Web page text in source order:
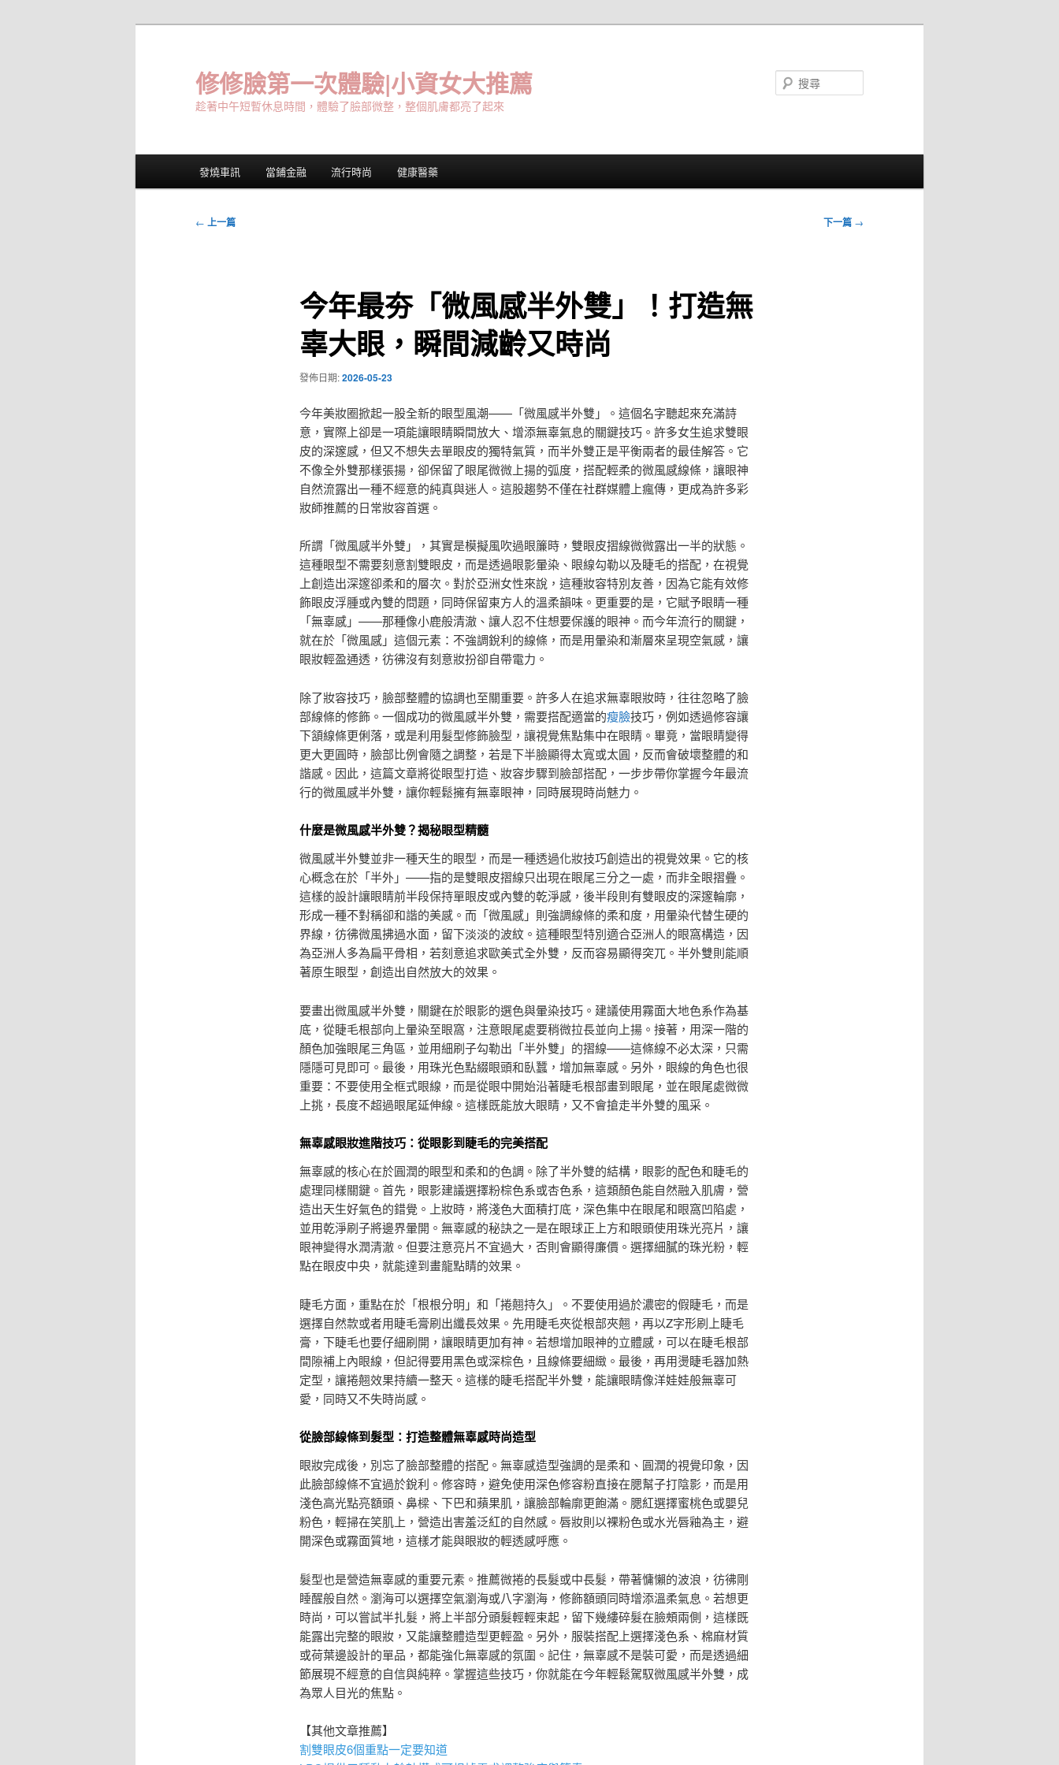
修修臉第一次體驗|小資女大推薦
趁著中午短暫休息時間，體驗了臉部微整，整個肌膚都亮了起來
發燒車訊 當鋪金融 流行時尚 健康醫藥
文
← 上一篇 下一篇 →
今年最夯「微風感半外雙」！打造無
辜大眼，瞬間減齡又時尚
發佈日期:2026-05-23
今年美妝圈掀起一股全新的眼型風潮——「微風感半外雙」。這個名字聽起來充滿詩
意，實際上卻是一項能讓眼睛瞬間放大、增添無辜氣息的關鍵技巧。許多女生追求雙眼
皮的深邃感，但又不想失去單眼皮的獨特氣質，而半外雙正是平衡兩者的最佳解答。它
不像全外雙那樣張揚，卻保留了眼尾微微上揚的弧度，搭配輕柔的微風感線條，讓眼神
自然流露出一種不經意的純真與迷人。這股趨勢不僅在社群媒體上瘋傳，更成為許多彩
妝師推薦的日常妝容首選。
所謂「微風感半外雙」，其實是模擬風吹過眼簾時，雙眼皮摺線微微露出一半的狀態。
這種眼型不需要刻意割雙眼皮，而是透過眼影暈染、眼線勾勒以及睫毛的搭配，在視覺
上創造出深邃卻柔和的層次。對於亞洲女性來說，這種妝容特別友善，因為它能有效修
飾眼皮浮腫或內雙的問題，同時保留東方人的溫柔韻味。更重要的是，它賦予眼睛一種
「無辜感」——那種像小鹿般清澈、讓人忍不住想要保護的眼神。而今年流行的關鍵，
就在於「微風感」這個元素：不強調銳利的線條，而是用暈染和漸層來呈現空氣感，讓
眼妝輕盈通透，彷彿沒有刻意妝扮卻自帶電力。
除了妝容技巧，臉部整體的協調也至關重要。許多人在追求無辜眼妝時，往往忽略了臉
部線條的修飾。一個成功的微風感半外雙，需要搭配適當的瘦臉技巧，例如透過修容讓
下頷線條更俐落，或是利用髮型修飾臉型，讓視覺焦點集中在眼睛。畢竟，當眼睛變得
更大更圓時，臉部比例會隨之調整，若是下半臉顯得太寬或太圓，反而會破壞整體的和
諧感。因此，這篇文章將從眼型打造、妝容步驟到臉部搭配，一步步帶你掌握今年最流
行的微風感半外雙，讓你輕鬆擁有無辜眼神，同時展現時尚魅力。
什麼是微風感半外雙？揭秘眼型精髓
微風感半外雙並非一種天生的眼型，而是一種透過化妝技巧創造出的視覺效果。它的核
心概念在於「半外」——指的是雙眼皮摺線只出現在眼尾三分之一處，而非全眼摺疊。
這樣的設計讓眼睛前半段保持單眼皮或內雙的乾淨感，後半段則有雙眼皮的深邃輪廓，
形成一種不對稱卻和諧的美感。而「微風感」則強調線條的柔和度，用暈染代替生硬的
界線，彷彿微風拂過水面，留下淡淡的波紋。這種眼型特別適合亞洲人的眼窩構造，因
為亞洲人多為扁平骨相，若刻意追求歐美式全外雙，反而容易顯得突兀。半外雙則能順
著原生眼型，創造出自然放大的效果。
要畫出微風感半外雙，關鍵在於眼影的選色與暈染技巧。建議使用霧面大地色系作為基
底，從睫毛根部向上暈染至眼窩，注意眼尾處要稍微拉長並向上揚。接著，用深一階的
顏色加強眼尾三角區，並用細刷子勾勒出「半外雙」的摺線——這條線不必太深，只需
隱隱可見即可。最後，用珠光色點綴眼頭和臥蠶，增加無辜感。另外，眼線的角色也很
重要：不要使用全框式眼線，而是從眼中開始沿著睫毛根部畫到眼尾，並在眼尾處微微
上挑，長度不超過眼尾延伸線。這樣既能放大眼睛，又不會搶走半外雙的風采。
無辜感眼妝進階技巧：從眼影到睫毛的完美搭配
無辜感的核心在於圓潤的眼型和柔和的色調。除了半外雙的結構，眼影的配色和睫毛的
處理同樣關鍵。首先，眼影建議選擇粉棕色系或杏色系，這類顏色能自然融入肌膚，營
造出天生好氣色的錯覺。上妝時，將淺色大面積打底，深色集中在眼尾和眼窩凹陷處，
並用乾淨刷子將邊界暈開。無辜感的秘訣之一是在眼球正上方和眼頭使用珠光亮片，讓
眼神變得水潤清澈。但要注意亮片不宜過大，否則會顯得廉價。選擇細膩的珠光粉，輕
點在眼皮中央，就能達到畫龍點睛的效果。
睫毛方面，重點在於「根根分明」和「捲翹持久」。不要使用過於濃密的假睫毛，而是
選擇自然款或者用睫毛膏刷出纖長效果。先用睫毛夾從根部夾翹，再以Z字形刷上睫毛
膏，下睫毛也要仔細刷開，讓眼睛更加有神。若想增加眼神的立體感，可以在睫毛根部
間隙補上內眼線，但記得要用黑色或深棕色，且線條要細緻。最後，再用燙睫毛器加熱
定型，讓捲翹效果持續一整天。這樣的睫毛搭配半外雙，能讓眼睛像洋娃娃般無辜可
愛，同時又不失時尚感。
從臉部線條到髮型：打造整體無辜感時尚造型
眼妝完成後，別忘了臉部整體的搭配。無辜感造型強調的是柔和、圓潤的視覺印象，因
此臉部線條不宜過於銳利。修容時，避免使用深色修容粉直接在腮幫子打陰影，而是用
淺色高光點亮額頭、鼻樑、下巴和蘋果肌，讓臉部輪廓更飽滿。腮紅選擇蜜桃色或嬰兒
粉色，輕掃在笑肌上，營造出害羞泛紅的自然感。唇妝則以裸粉色或水光唇釉為主，避
開深色或霧面質地，這樣才能與眼妝的輕透感呼應。
髮型也是營造無辜感的重要元素。推薦微捲的長髮或中長髮，帶著慵懶的波浪，彷彿剛
睡醒般自然。瀏海可以選擇空氣瀏海或八字瀏海，修飾額頭同時增添溫柔氣息。若想更
時尚，可以嘗試半扎髮，將上半部分頭髮輕輕束起，留下幾縷碎髮在臉頰兩側，這樣既
能露出完整的眼妝，又能讓整體造型更輕盈。另外，服裝搭配上選擇淺色系、棉麻材質
或荷葉邊設計的單品，都能強化無辜感的氛圍。記住，無辜感不是裝可愛，而是透過細
節展現不經意的自信與純粹。掌握這些技巧，你就能在今年輕鬆駕馭微風感半外雙，成
為眾人目光的焦點。
【其他文章推薦】
割雙眼皮6個重點一定要知道